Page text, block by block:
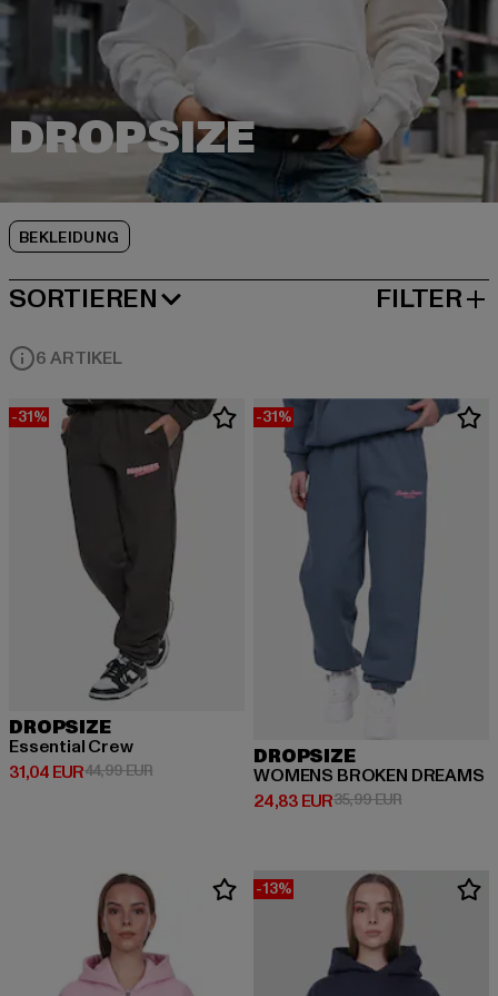
BEKLEIDUNG
SORTIEREN
BELIEBTESTE FILTER
6 ARTIKEL
-31%
DROPSIZE
Essential Crew
31,04 EUR
Derzeitiger Preis: 31,04 EUR
44,99 EURAktionspreis: 44,99 EUR
-31%
DROPSIZE
WOMENS BROKEN DREAMS
24,83 EUR
Derzeitiger Preis: 24,83 EUR
35,99 EURAktionspreis:
-13%